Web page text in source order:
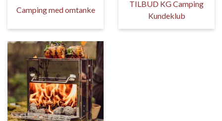
Camping med omtanke
TILBUD KG Camping
Kundeklub